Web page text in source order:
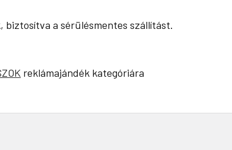
biztosítva a sérülésmentes szállítást.
reklámajándék kategóriára